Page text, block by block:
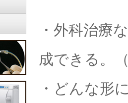
・外科治療
成できる。
・どんな形